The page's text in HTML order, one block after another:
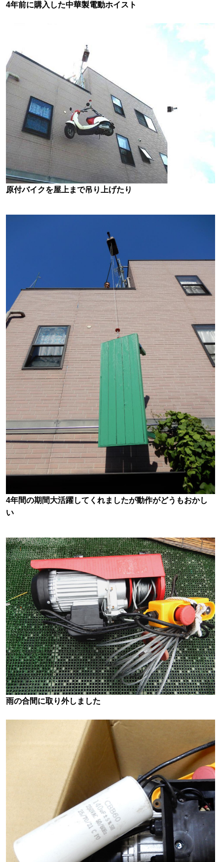
4年前に購入した中華製電動ホイスト
原付バイクを屋上まで吊り上げたり
4年間の期間大活躍してくれましたが動作がどうもおかし
い
雨の合間に取り外しました